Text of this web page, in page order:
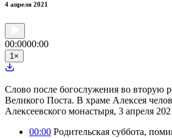
4 апреля 2021
00:0000:00
1×
Слово после богослужения во вторую
Великого Поста. В храме Алексея
Алексеевского монастыря, 3 апреля
00:00 Родительская суббота,